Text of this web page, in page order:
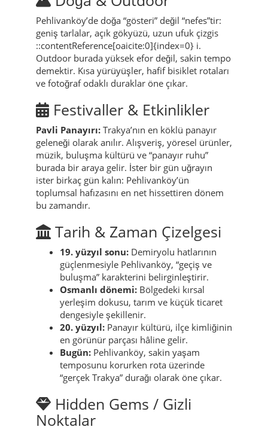
Pehlivanköy’de doğa “gösteri” değil “nefes”tir:
geniş tarlalar, açık gökyüzü, uzun ufuk çizgis
::contentReference[oaicite:0]{index=0} i.
Outdoor burada yüksek efor değil, sakin tempo
demektir. Kısa yürüyüşler, hafif bisiklet rotaları
ve fotoğraf odaklı duraklar öne çıkar.
Festivaller & Etkinlikler
Pavli Panayırı: Trakya’nın en köklü panayır
geleneği olarak anılır. Alışveriş, yöresel ürünler,
müzik, buluşma kültürü ve “panayır ruhu”
burada bir araya gelir. İster bir gün uğrayın
ister birkaç gün kalın: Pehlivanköy’ün
toplumsal hafızasını en net hissettiren dönem
bu zamandır.
Tarih & Zaman Çizelgesi
19. yüzyıl sonu: Demiryolu hatlarının
güçlenmesiyle Pehlivanköy, “geçiş ve
buluşma” karakterini belirginleştirir.
Osmanlı dönemi: Bölgedeki kırsal
yerleşim dokusu, tarım ve küçük ticaret
dengesiyle şekillenir.
20. yüzyıl: Panayır kültürü, ilçe kimliğinin
en görünür parçası hâline gelir.
Bugün: Pehlivanköy, sakin yaşam
temposunu korurken rota üzerinde
“gerçek Trakya” durağı olarak öne çıkar.
Hidden Gems / Gizli
Noktalar